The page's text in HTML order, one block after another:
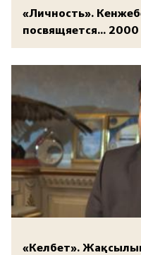
«Личность».
посвящяется... 2000
«Келбет».